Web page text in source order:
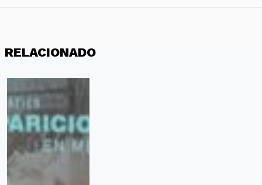
RELACIONADO